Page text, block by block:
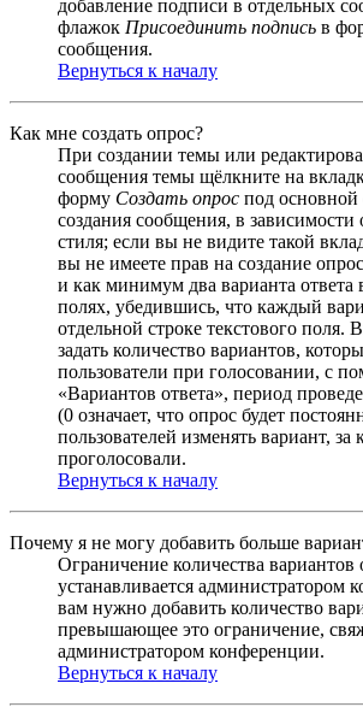
добавление подписи в отдельных
флажок Присоединить подпись в
сообщения.
Вернуться к началу
Как мне создать опрос?
При создании темы или
сообщения темы щёлкните на
форму Создать опрос под
создания сообщения, в зависимости
стиля; если вы не видите такой
вы не имеете прав на создание
и как минимум два варианта ответа
полях, убедившись, что каждый
отдельной строке текстового поля.
задать количество вариантов,
пользователи при голосовании, с
«Вариантов ответа», период
(0 означает, что опрос будет
пользователей изменять вариант, за
проголосовали.
Вернуться к началу
Почему я не могу добавить больше
Ограничение количества вариантов
устанавливается администратором
вам нужно добавить количество
превышающее это ограничение,
администратором конференции.
Вернуться к началу